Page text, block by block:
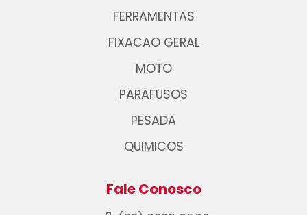
FERRAMENTAS
FIXACAO GERAL
MOTO
PARAFUSOS
PESADA
QUIMICOS
Fale Conosco